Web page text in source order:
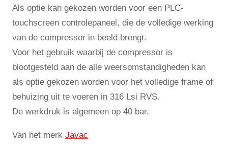
Als optie kan gekozen worden voor een PLC-
touchscreen controlepaneel, die de volledige werking
van de compressor in beeld brengt.
Voor het gebruik waarbij de compressor is
blootgesteld aan de alle weersomstandigheden kan
als optie gekozen worden voor het volledige frame of
behuizing uit te voeren in 316 Lsi RVS.
De werkdruk is algemeen op 40 bar.
Van het merk Javac